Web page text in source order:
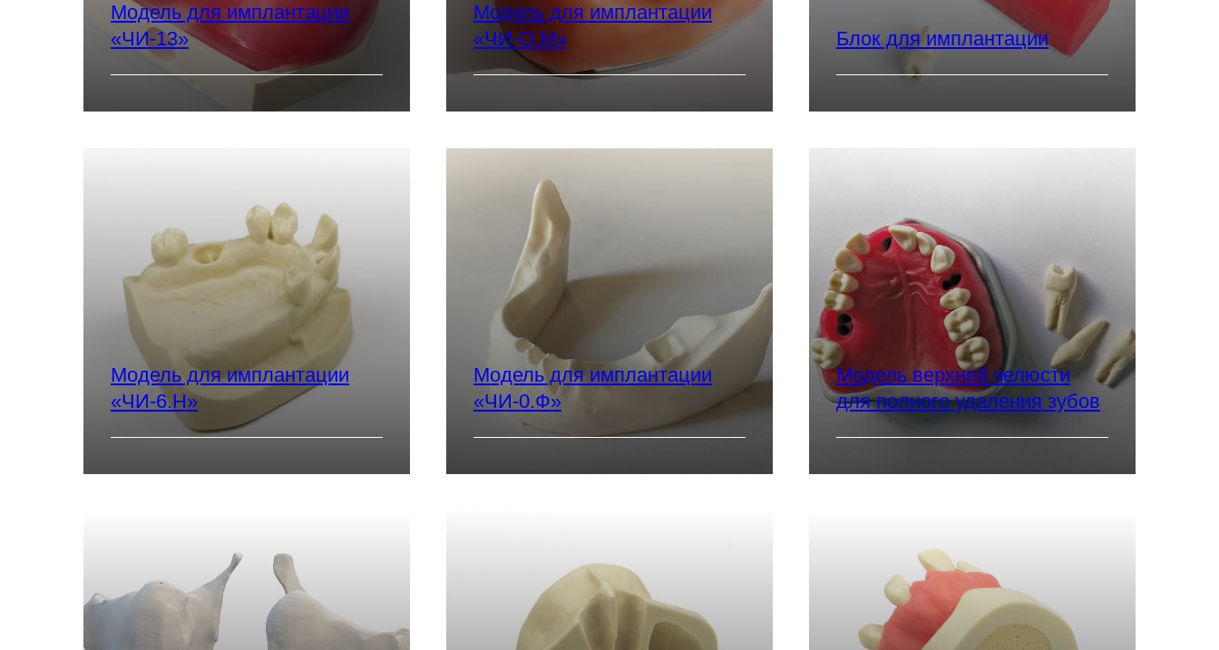
Модель для имплантации
«ЧИ-13»
Модель для имплантации
«ЧИ-О.М»
Блок для имплантации
Модель для имплантации
«ЧИ-6.Н»
Модель для имплантации
«ЧИ-0.Ф»
Модель верхней челюсти
для полного удаления зубов